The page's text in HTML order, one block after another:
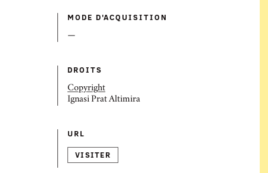
MODE D'ACQUISITION
—
DROITS
Copyright
Ignasi Prat Altimira
URL
VISITER